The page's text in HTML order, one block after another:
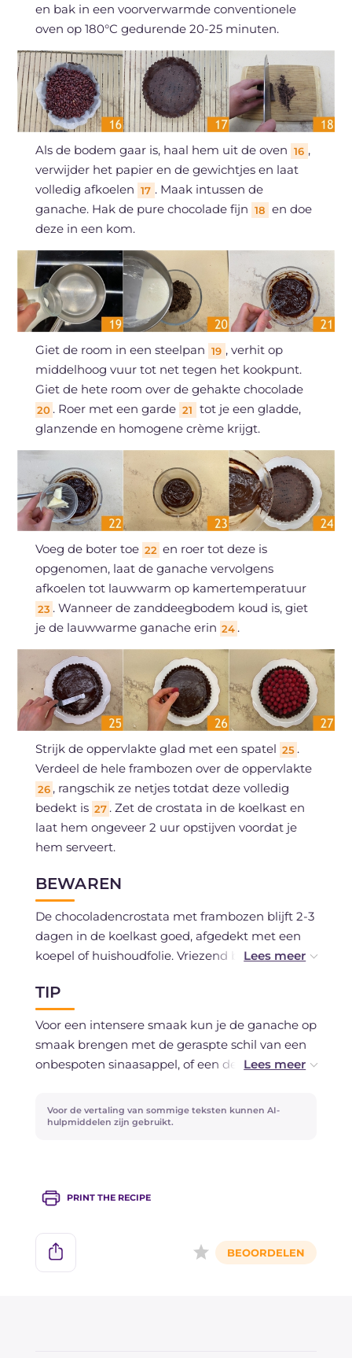
en bak in een voorverwarmde conventionele
oven op 180°C gedurende 20-25 minuten.
Als de bodem gaar is, haal hem uit de oven 16 ,
verwijder het papier en de gewichtjes en laat
volledig afkoelen 17 . Maak intussen de
ganache. Hak de pure chocolade fijn 18 en doe
deze in een kom.
Giet de room in een steelpan 19 , verhit op
middelhoog vuur tot net tegen het kookpunt.
Giet de hete room over de gehakte chocolade
20 . Roer met een garde 21
tot je een gladde,
glanzende en homogene crème krijgt.
Voeg de boter toe 22 en roer tot deze is
opgenomen, laat de ganache vervolgens
afkoelen tot lauwwarm op kamertemperatuur
23 . Wanneer de zanddeegbodem koud is, giet
je de lauwwarme ganache erin 24 .
Strijk de oppervlakte glad met een spatel 25 .
Verdeel de hele frambozen over de oppervlakte
26 , rangschik ze netjes totdat deze volledig
bedekt is 27 . Zet de crostata in de koelkast en
laat hem ongeveer 2 uur opstijven voordat je
hem serveert.
BEWAREN
De chocoladencrostata met frambozen blijft 2-3
dagen in de koelkast goed, afgedekt met een
koepel of huishoudfolie. Vriezend bewaren
hun structuur kunnen verliezen tijdens het
ontdooien.
TIP
Voor een intensere smaak kun je de ganache op
smaak brengen met de geraspte schil van een
onbespoten sinaasappel, of een deel van de
gemengd bosvruchten. Voor een nóg
verleidelijke presentatie kun je proberen de
aansnijden.
Voor de vertaling van sommige teksten kunnen AI-
hulpmiddelen zijn gebruikt.
PRINT THE RECIPE